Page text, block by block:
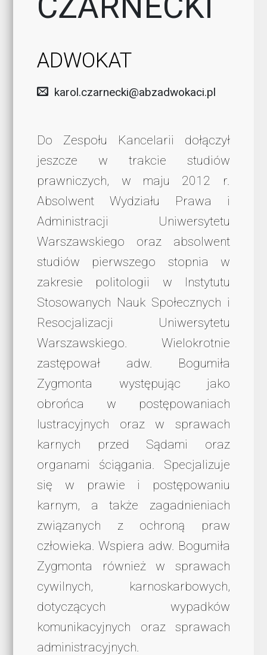
ADWOKAT
karol.czarnecki@abzadwokaci.pl
Do Zespołu Kancelarii dołączył
jeszcze w trakcie studiów
prawniczych, w maju 2012 r.
Absolwent Wydziału Prawa i
Administracji Uniwersytetu
Warszawskiego oraz absolwent
studiów pierwszego stopnia w
zakresie politologii w Instytutu
Stosowanych Nauk Społecznych i
Resocjalizacji Uniwersytetu
Warszawskiego. Wielokrotnie
zastępował adw. Bogumiła
Zygmonta występując jako
obrońca w postępowaniach
lustracyjnych oraz w sprawach
karnych przed Sądami oraz
organami ściągania. Specjalizuje
się w prawie i postępowaniu
karnym, a także zagadnieniach
związanych z ochroną praw
człowieka. Wspiera adw. Bogumiła
Zygmonta również w sprawach
cywilnych, karnoskarbowych,
dotyczących wypadków
komunikacyjnych oraz sprawach
administracyjnych.